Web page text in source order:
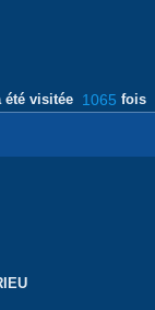
été visitée 1065 fois